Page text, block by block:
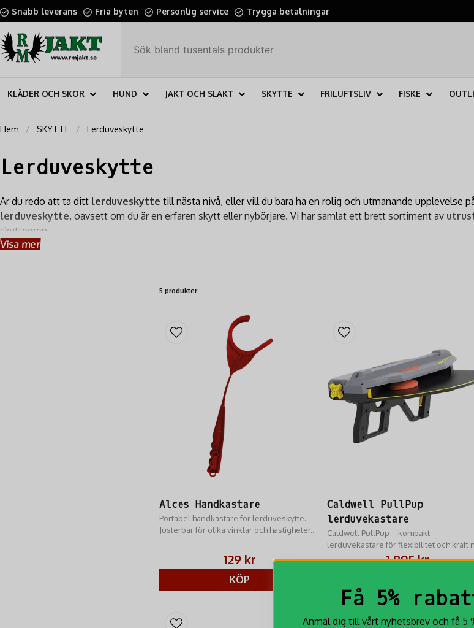
Snabb leverans Fria byten Personlig service Trygga betalningar
KLÄDER OCH SKOR HUND JAKT OCH SLAKT SKYTTE FRILUFTSLIV FISKE
Hem SKYTTE Lerduveskytte
Lerduveskytte
Är du redo att ta ditt lerduveskytte till nästa nivå, eller vill du bara ha en rolig och utmanande upplevelse
lerduveskytte, oavsett om du är en erfaren skytt eller nybörjare. Vi har samlat ett brett sortiment av
skyttegren.
Visa mer
5 produkter
Alces Handkastare
Portabel handkastare för lerduveskytte.
Justerbar för olika vinklar och hastigheter.
129 kr
KÖP
Caldwell PullPup
lerduvekastare
Caldwell PullPup – kompakt
lerduvekastare för flexibilitet och kraft
handhållen design.1 895 kr
Få 5%
Anmäl dig till vårt nyhetsbrev och få 5